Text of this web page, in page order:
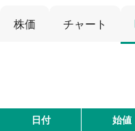
株価 チャート
日付 始値